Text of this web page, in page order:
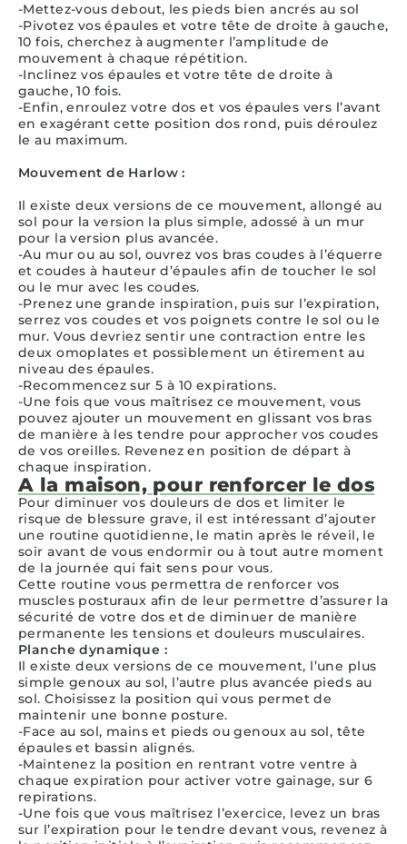
-Mettez-vous debout, les pieds bien ancrés au sol
-Pivotez vos épaules et votre tête de droite à gauche,
10 fois, cherchez à augmenter l’amplitude de
mouvement à chaque répétition.
-Inclinez vos épaules et votre tête de droite à
gauche, 10 fois.
-Enfin, enroulez votre dos et vos épaules vers l’avant
en exagérant cette position dos rond, puis déroulez
le au maximum.
Mouvement de Harlow :
Il existe deux versions de ce mouvement, allongé au
sol pour la version la plus simple, adossé à un mur
pour la version plus avancée.
-Au mur ou au sol, ouvrez vos bras coudes à l’équerre
et coudes à hauteur d’épaules afin de toucher le sol
ou le mur avec les coudes.
-Prenez une grande inspiration, puis sur l’expiration,
serrez vos coudes et vos poignets contre le sol ou le
mur. Vous devriez sentir une contraction entre les
deux omoplates et possiblement un étirement au
niveau des épaules.
-Recommencez sur 5 à 10 expirations.
-Une fois que vous maîtrisez ce mouvement, vous
pouvez ajouter un mouvement en glissant vos bras
de manière à les tendre pour approcher vos coudes
de vos oreilles. Revenez en position de départ à
chaque inspiration.
A la maison, pour renforcer le dos
Pour diminuer vos douleurs de dos et limiter le
risque de blessure grave, il est intéressant d’ajouter
une routine quotidienne, le matin après le réveil, le
soir avant de vous endormir ou à tout autre moment
de la journée qui fait sens pour vous.
Cette routine vous permettra de renforcer vos
muscles posturaux afin de leur permettre d’assurer la
sécurité de votre dos et de diminuer de manière
permanente les tensions et douleurs musculaires.
Planche dynamique :
Il existe deux versions de ce mouvement, l’une plus
simple genoux au sol, l’autre plus avancée pieds au
sol. Choisissez la position qui vous permet de
maintenir une bonne posture.
-Face au sol, mains et pieds ou genoux au sol, tête
épaules et bassin alignés.
-Maintenez la position en rentrant votre ventre à
chaque expiration pour activer votre gainage, sur 6
repirations.
-Une fois que vous maîtrisez l’exercice, levez un bras
sur l’expiration pour le tendre devant vous, revenez à